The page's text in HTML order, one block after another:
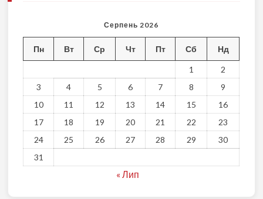
Серпень 2026
Пн Вт Ср Чт Пт Сб Нд
1
2
3
4 5 6 7 8
9
10
11 12 13 14 15
16
17
18 19 20 21 22
23
24
25 26 27 28 29
30
31
« Лип